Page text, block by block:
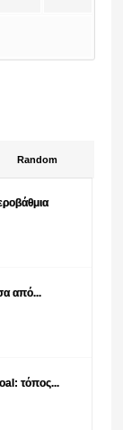
Random
από...
τόπος...